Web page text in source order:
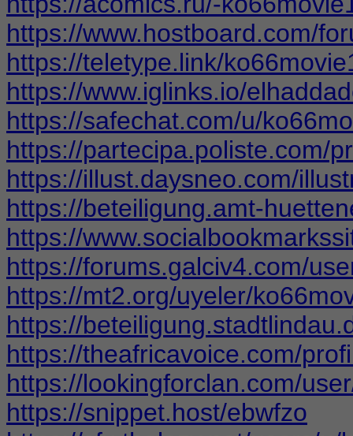
https://www.hostboard.com/
https://teletype.link/
https://www.iglinks.io/
https://safechat.com/u/
https://partecipa.poliste.com/
https://illust.daysneo.com/
https://beteiligung.amt-
https://
https://forums.galciv4.com/
https://mt2.org/uyeler/
https://
https://theafricavoice.com/
https://lookingforclan.com/
https://snippet.host/ebwfzo